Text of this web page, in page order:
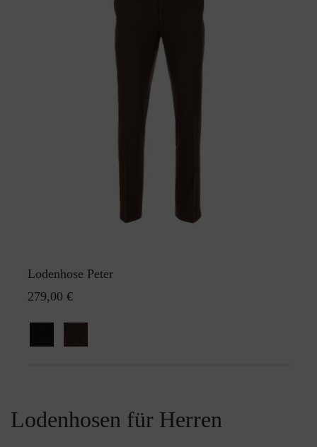
Lodenhose Peter
279,00 €
Lodenhosen für Herren